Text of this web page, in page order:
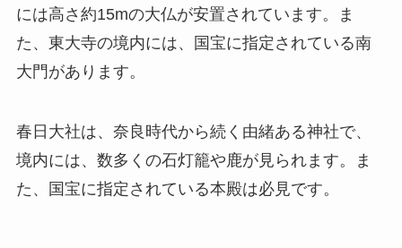
には高さ約15mの大仏が安置されています。ま
た、東大寺の境内には、国宝に指定されている南
大門があります。
春日大社は、奈良時代から続く由緒ある神社で、
境内には、数多くの石灯籠や鹿が見られます。ま
た、国宝に指定されている本殿は必見です。